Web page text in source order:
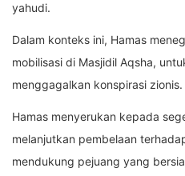
yahudi.
Dalam konteks ini, Hamas
mobilisasi di Masjidil Aqsha,
menggagalkan konspirasi zionis.
Hamas menyerukan kepada
melanjutkan pembelaan
mendukung pejuang yang